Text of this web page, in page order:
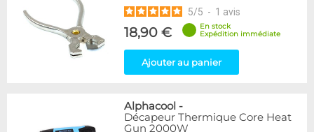
5/5 - 1 avis
18,90 €
En stock
Expédition immédiate
Ajouter au panier
Alphacool -
Décapeur Thermique Core Heat
Gun 2000W